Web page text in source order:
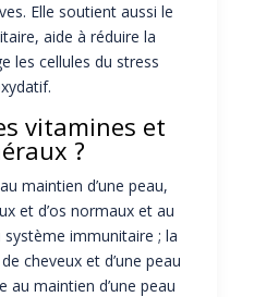
Elle soutient aussi le
aide à réduire la
les cellules du stress
vitamines et
?
maintien d’une peau,
et d’os normaux et au
immunitaire ; la
cheveux et d’une peau
au maintien d’une peau